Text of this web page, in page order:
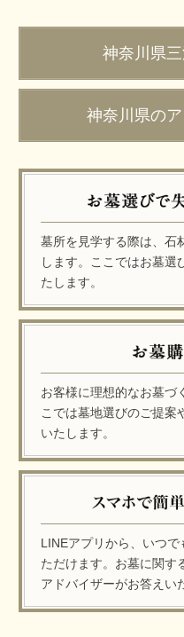
神奈川県
神奈川県の
墓所を見学する際は、石
します。ここではお墓選
たします。
お客様に理想的なお墓づ
こでは墓地選びのご提案
いたします。
LINEアプリから、いつ
ただけます。お墓に関す
アドバイザーがお答えい